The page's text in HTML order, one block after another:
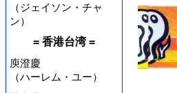
（ジェイソン・チャ
ン）
= 香港台湾 =
庾澄慶
（ハーレム・ユー）